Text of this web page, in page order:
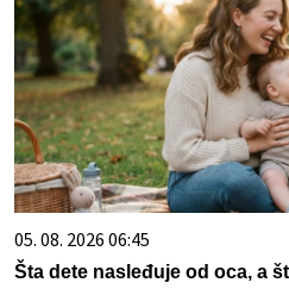
05. 08. 2026 06:45
Šta dete nasleđuje od oca, a